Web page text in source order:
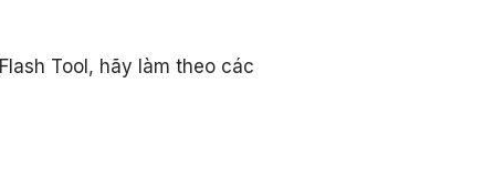
Tool, hãy làm theo các